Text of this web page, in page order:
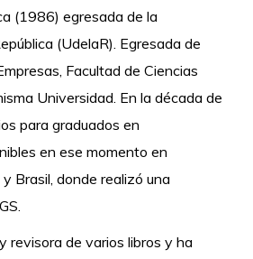
(1986) egresada de la
(UdelaR). Egresada de
Facultad de Ciencias
Universidad. En la década de
para graduados en
en ese momento en
Brasil, donde realizó una
revisora de varios libros y ha